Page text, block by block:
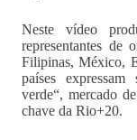
Neste vídeo
representantes de
Filipinas, México,
países
verde“, mercado
chave da Rio+20.